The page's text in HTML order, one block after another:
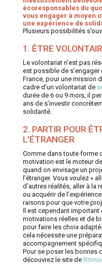
écoresponsables du
vous engager à moyen
une expérience de
Plusieurs possibilités
1. ÊTRE
Le volontariat n’est pas
est possible de s’engager
France, pour une mission
cadre d’un volontariat de
durée de 6 ou 9 mois, il
ans de s’investir
solidarité.
2. PARTIR POUR
L’ÉTRANGER
Comme dans toute forme
motivation est le moteur
quand on envisage un
l’étranger. Vous voulez «
d’autres réalités, aller à la
ou acquérir de
raisons pour que votre
Il est cependant important
motivations réelles et de
pour faire les choix
cela nécessite une
accompagnement
Pour se poser les bonnes
découvrez le site de Ritimo